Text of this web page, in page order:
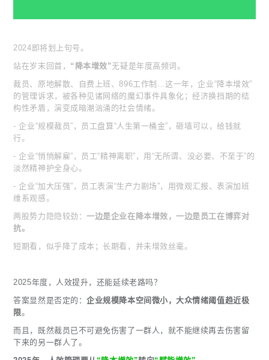
2024即将划上句号。
站在岁末回首， “降本增效”无疑是年度高频词。
裁员、原地解散、自费上班、896工作制…这一年，企业“降本增效”
的管理诉求，被各种见诸网络的魔幻事件具象化；经济换挡期的结
构性矛盾，演变成暗潮汹涌的社会情绪。
- 企业“规模裁员”，员工盘算“人生第一桶金”，砸墙可以，给钱就
行。
- 企业“悄悄解雇”，员工“精神离职”，用“无所谓、没必要、不至于”的
淡然精神护全身心。
- 企业“加大压强”，员工表演“生产力剧场”，用微观汇报、表演加班
维系观感。
两股势力隐隐较劲：一边是企业在降本增效，一边是员工在博弈对
抗。
短期看，似乎降了成本；长期看，并未增效丝毫。
2025年度，人效提升，还能延续老路吗？
答案显然是否定的：企业规模降本空间微小，大众情绪阈值趋近极
限。
而且，既然裁员已不可避免伤害了一群人，就不能继续再去伤害留
下来的另一群人了。